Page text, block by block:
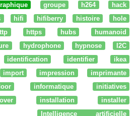
groupe h264
hack
hifi hifiberry histoire
hole
https hubs
humanoid
hydrophone hypnose
I2C
identification identifier
ikea
import impression
imprimante
informatique
initiatives
installation
installer
Intelligence artificielle